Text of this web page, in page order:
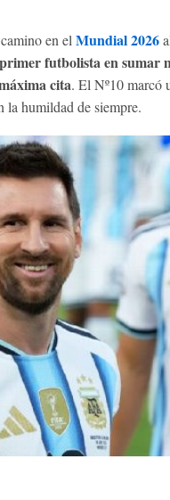
en el Mundial 2026
primer futbolista en sumar
cita. El Nº10 marcó
la humildad de siempre.